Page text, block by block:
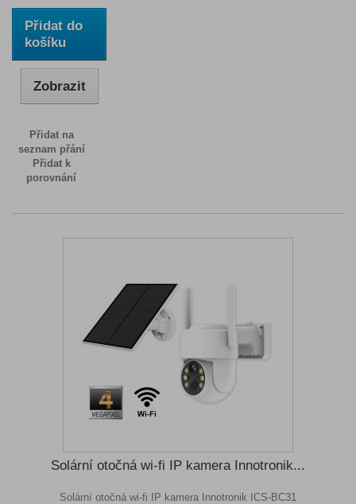
Přidat do
košíku
Zobrazit
Přidat na
seznam přání
Přidat k
porovnání
Solární otočná wi-fi IP kamera Innotronik...
Solární otočná wi-fi IP kamera Innotronik ICS-BC31